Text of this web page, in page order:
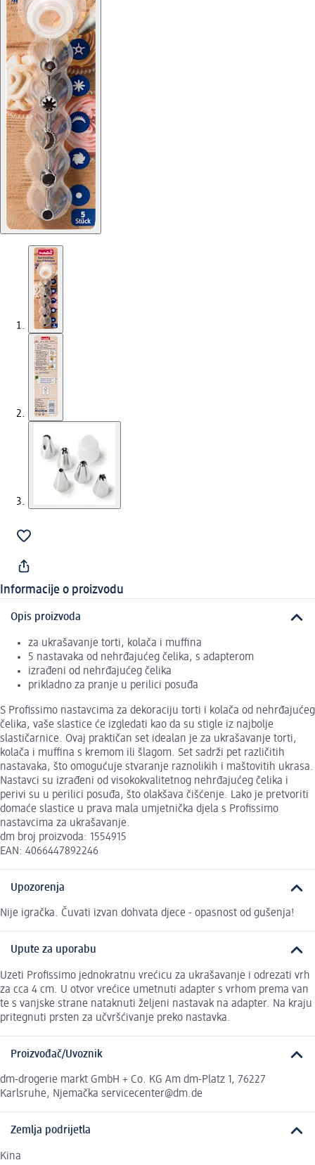
Informacije o proizvodu
Opis proizvoda
za ukrašavanje torti, kolača i muffina
5 nastavaka od nehrđajućeg čelika, s adapterom
izrađeni od nehrđajućeg čelika
prikladno za pranje u perilici posuđa
S Profissimo nastavcima za dekoraciju torti i kolača od nehrđajućeg
čelika, vaše slastice će izgledati kao da su stigle iz najbolje
slastičarnice. Ovaj praktičan set idealan je za ukrašavanje torti,
kolača i muffina s kremom ili šlagom. Set sadrži pet različitih
nastavaka, što omogućuje stvaranje raznolikih i maštovitih ukrasa.
Nastavci su izrađeni od visokokvalitetnog nehrđajućeg čelika i
perivi su u perilici posuđa, što olakšava čišćenje. Lako je pretvoriti
domaće slastice u prava mala umjetnička djela s Profissimo
nastavcima za ukrašavanje.
dm broj proizvoda: 1554915
EAN: 4066447892246
Upozorenja
Nije igračka. Čuvati izvan dohvata djece - opasnost od gušenja!
Upute za uporabu
Uzeti Profissimo jednokratnu vrećicu za ukrašavanje i odrezati vrh
za cca 4 cm. U otvor vrećice umetnuti adapter s vrhom prema van
te s vanjske strane nataknuti željeni nastavak na adapter. Na kraju
pritegnuti prsten za učvršćivanje preko nastavka.
Proizvođač/Uvoznik
dm-drogerie markt GmbH + Co. KG Am dm-Platz 1, 76227
Karlsruhe, Njemačka servicecenter@dm.de
Zemlja podrijetla
Kina